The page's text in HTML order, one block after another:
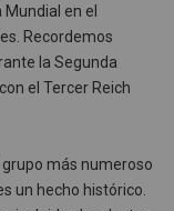
en el
Recordemos
la Segunda
el Tercer Reich
más numeroso
un hecho histórico.